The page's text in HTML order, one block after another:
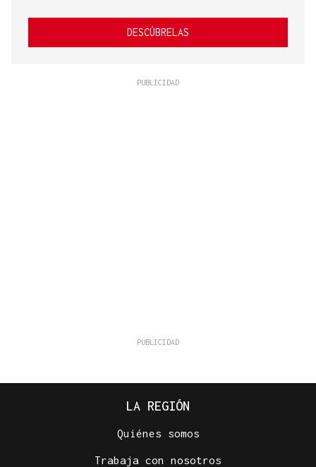
DESCÚBRELAS
LA REGIÓN
Quiénes somos
Trabaja con nosotros